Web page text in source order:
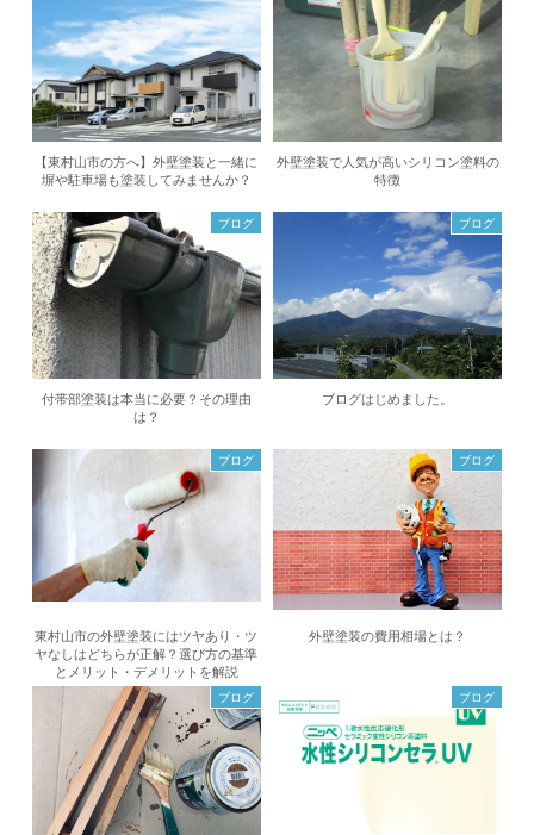
【東村山市の方へ】外壁塗装と一緒に
塀や駐車場も塗装してみませんか？
外壁塗装で人気が高いシリコン塗料の
特徴
ブログ
付帯部塗装は本当に必要？その理由
は？
ブログ
ブログはじめました。
ブログ
東村山市の外壁塗装にはツヤあり・ツ
ヤなしはどちらが正解？選び方の基準
とメリット・デメリットを解説
ブログ
外壁塗装の費用相場とは？
ブログ ブログ